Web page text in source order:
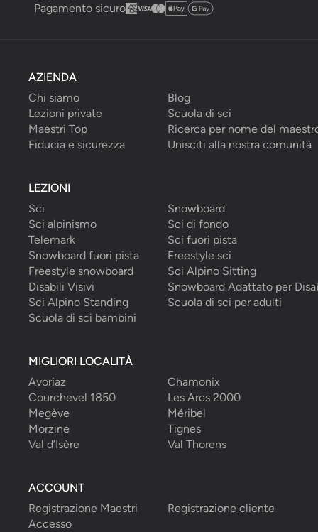
Pagamento sicuro
AZIENDA
Chi siamo
Blog
Lezioni private
Scuola di sci
Maestri Top
Ricerca per nome del
Fiducia e sicurezza
Unisciti alla nostra comunità
LEZIONI
Sci
Snowboard
Sci alpinismo
Sci di fondo
Telemark
Sci fuori pista
Snowboard fuori pista
Freestyle sci
Freestyle snowboard
Sci Alpino Sitting
Disabili Visivi
Snowboard Adattato per
Sci Alpino Standing
Scuola di sci per adulti
Scuola di sci bambini
MIGLIORI LOCALITÀ
Avoriaz
Chamonix
Courchevel 1850
Les Arcs 2000
Megève
Méribel
Morzine
Tignes
Val d’Isère
Val Thorens
ACCOUNT
Registrazione Maestri
Registrazione cliente
Accesso